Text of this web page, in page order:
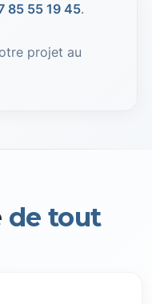
85 55 19 45.
projet au
de tout